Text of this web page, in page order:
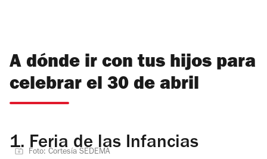
A dónde ir con tus hijos para
celebrar el 30 de abril
1. Feria de las Infancias
Foto: Cortesía SEDEMA